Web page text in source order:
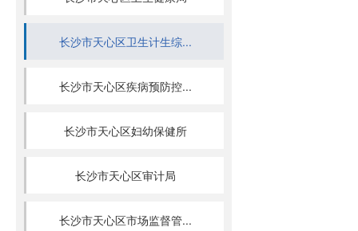
长沙市天心区卫生计生综...
长沙市天心区疾病预防控...
长沙市天心区妇幼保健所
长沙市天心区审计局
长沙市天心区市场监督管...